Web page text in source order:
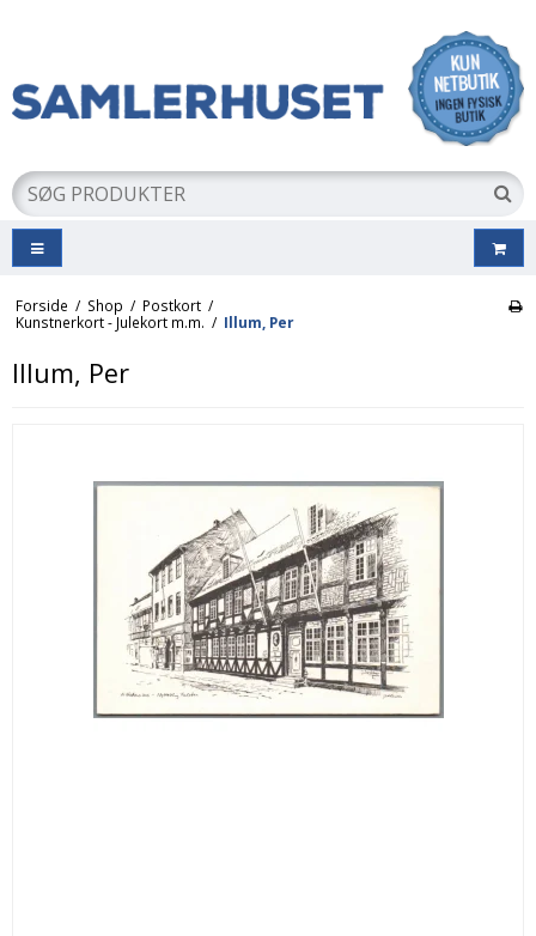
Forside / Shop / Postkort /
Kunstnerkort - Julekort m.m. / Illum, Per
Illum, Per